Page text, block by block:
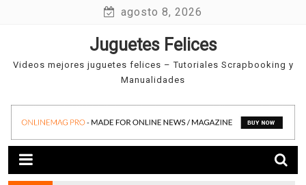
agosto 8, 2026
Juguetes Felices
Videos mejores juguetes felices – Tutoriales Scrapbooking y
Manualidades